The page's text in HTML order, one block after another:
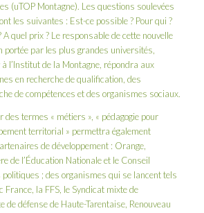
(uTOP Montagne). Les questions soulevées
les suivantes : Est-ce possible ? Pour qui ?
A quel prix ? Le responsable de cette nouvelle
portée par les plus grandes universités,
l’Institut de la Montagne, répondra aux
en recherche de qualification, des
de compétences et des organismes sociaux.
des termes « métiers », « pédagogie pour
territorial » permettra également
de développement : Orange,
de l’Éducation Nationale et le Conseil
politiques ; des organismes qui se lancent tels
France, la FFS, le Syndicat mixte de
de défense de Haute-Tarentaise, Renouveau